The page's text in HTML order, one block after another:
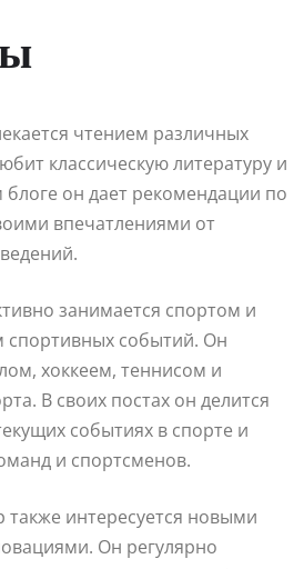
чтением различных
классическую литературу и
он дает рекомендации по
впечатлениями от
занимается спортом и
спортивных событий. Он
хоккеем, теннисом и
В своих постах он делится
событиях в спорте и
и спортсменов.
также интересуется новыми
Он регулярно